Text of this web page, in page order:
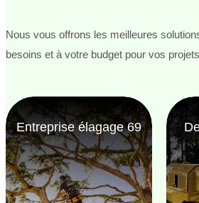
Nous vous offrons les meilleures
besoins et à votre budget pour vos projets
Entreprise élagage 69